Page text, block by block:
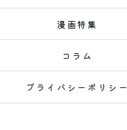
漫画特集
コラム
プライバシーポリシー